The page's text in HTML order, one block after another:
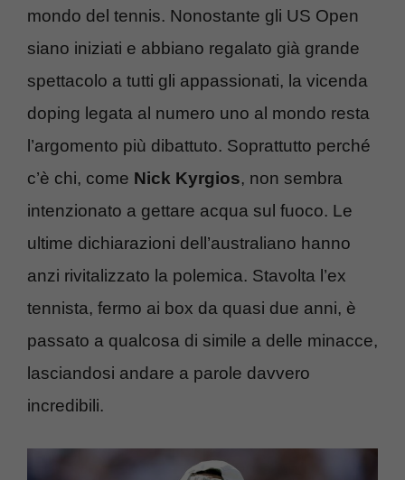
mondo del tennis. Nonostante gli US Open
siano iniziati e abbiano regalato già grande
spettacolo a tutti gli appassionati, la vicenda
doping legata al numero uno al mondo resta
l’argomento più dibattuto. Soprattutto perché
c’è chi, come Nick Kyrgios, non sembra
intenzionato a gettare acqua sul fuoco. Le
ultime dichiarazioni dell’australiano hanno
anzi rivitalizzato la polemica. Stavolta l’ex
tennista, fermo ai box da quasi due anni, è
passato a qualcosa di simile a delle minacce,
lasciandosi andare a parole davvero
incredibili.